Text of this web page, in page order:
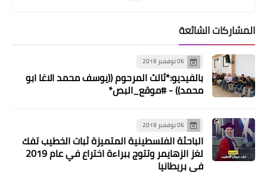
مقالات
المشاركات الشائعة
06 نوفمبر 2019
بالفيديو:*ثالث المرحوم ((يوسف محمد الاغا ابو
محمد)) - #موقع_البص*
06 نوفمبر 2019
الباحثة الفلسطينية المتميزة ثبات الخطيب تفك
لغز الزهايمر وتتوج ببراءة اختراع في عام 2019
في بريطانيا